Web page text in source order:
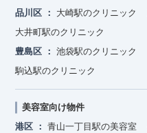
品川区
大崎駅のクリニック
大井町駅のクリニック
豊島区
池袋駅のクリニック
駒込駅のクリニック
美容室向け物件
港区
青山一丁目駅の美容室